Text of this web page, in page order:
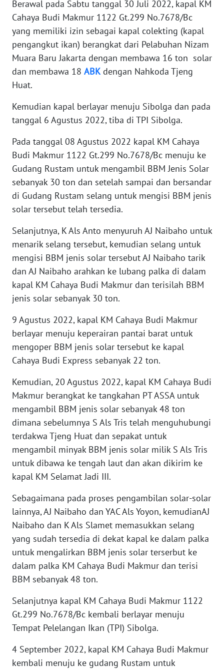
Berawal pada Sabtu tanggal 30 Juli 2022, kapal KM
Cahaya Budi Makmur 1122 Gt.299 No.7678/Bc
yang memiliki izin sebagai kapal colekting (kapal
pengangkut ikan) berangkat dari Pelabuhan Nizam
Muara Baru Jakarta dengan membawa 16 ton solar
dan membawa 18 ABKdengan Nahkoda Tjeng
Huat.
Kemudian kapal berlayar menuju Sibolga dan pada
tanggal 6 Agustus 2022, tiba di TPI Sibolga.
Pada tanggal 08 Agustus 2022 kapal KM Cahaya
Budi Makmur 1122 Gt.299 No.7678/Bc menuju ke
Gudang Rustam untuk mengambil BBM Jenis Solar
sebanyak 30 ton dan setelah sampai dan bersandar
di Gudang Rustam selang untuk mengisi BBM jenis
solar tersebut telah tersedia.
Selanjutnya, K Als Anto menyuruh AJ Naibaho untuk
menarik selang tersebut, kemudian selang untuk
mengisi BBM jenis solar tersebut AJ Naibaho tarik
dan AJ Naibaho arahkan ke lubang palka di dalam
kapal KM Cahaya Budi Makmur dan terisilah BBM
jenis solar sebanyak 30 ton.
9 Agustus 2022, kapal KM Cahaya Budi Makmur
berlayar menuju keperairan pantai barat untuk
mengoper BBM jenis solar tersebut ke kapal
Cahaya Budi Express sebanyak 22 ton.
Kemudian, 20 Agustus 2022, kapal KM Cahaya Budi
Makmur berangkat ke tangkahan PT ASSA untuk
mengambil BBM jenis solar sebanyak 48 ton
dimana sebelumnya S Als Tris telah menguhubungi
terdakwa Tjeng Huat dan sepakat untuk
mengambil minyak BBM jenis solar milik S Als Tris
untuk dibawa ke tengah laut dan akan dikirim ke
kapal KM Selamat Jadi III.
Sebagaimana pada proses pengambilan solar-solar
lainnya, AJ Naibaho dan YAC Als Yoyon, kemudianAJ
Naibaho dan K Als Slamet memasukkan selang
yang sudah tersedia di dekat kapal ke dalam palka
untuk mengalirkan BBM jenis solar terserbut ke
dalam palka KM Cahaya Budi Makmur dan terisi
BBM sebanyak 48 ton.
Selanjutnya kapal KM Cahaya Budi Makmur 1122
Gt.299 No.7678/Bc kembali berlayar menuju
Tempat Pelelangan Ikan (TPI) Sibolga.
4 September 2022, kapal KM Cahaya Budi Makmur
kembali menuju ke gudang Rustam untuk
WN
KALTARA
WN
KALSEL
KALTIM
SULSEL
WN
GORONTALO
WN
WN
MALUKU
WN
MALUT
WN
DAIRI
WN
DANAU
TOBA
NIAS
WN
LANGKAT
WN
SELATAN
WN
TANJUNG
LESUNG
WN
KARO
WN
WN
LABUHANBATU